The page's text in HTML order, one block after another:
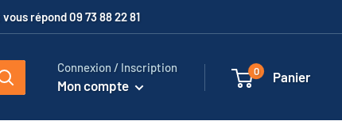
répond 09 73 88 22 81
Connexion / Inscription
Mon compte
0 Panier